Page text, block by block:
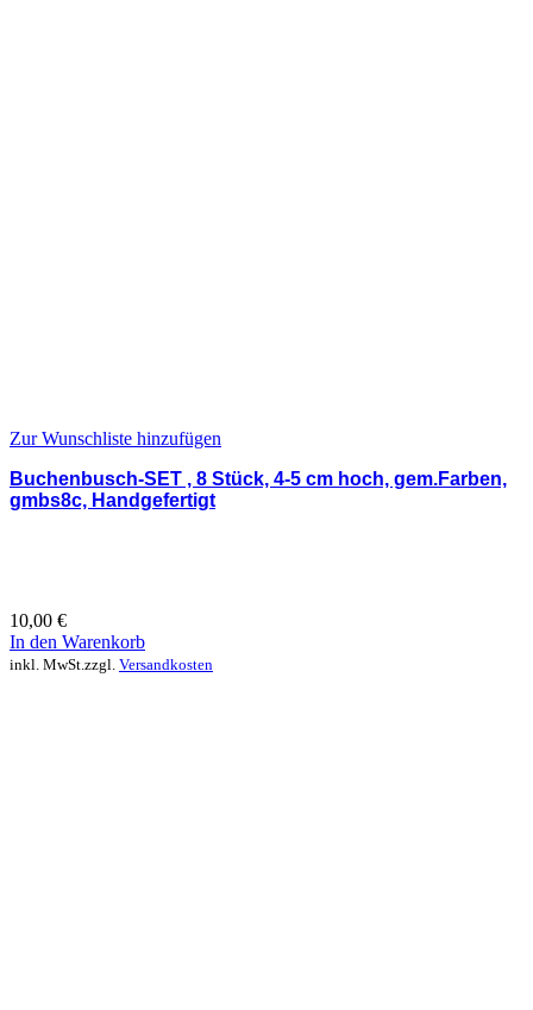
Zur Wunschliste hinzufügen
Buchenbusch-SET , 8 Stück, 4-5 cm hoch, gem.Farben,
gmbs8c, Handgefertigt
10,00 €
In den Warenkorb
inkl. MwSt.zzgl. Versandkosten